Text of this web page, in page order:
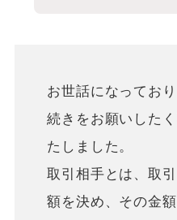
お世話になってお
続きをお願いした
たしました。
取引相手とは、取
額を決め、その金